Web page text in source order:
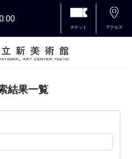
チケット アクセス
結果一覧